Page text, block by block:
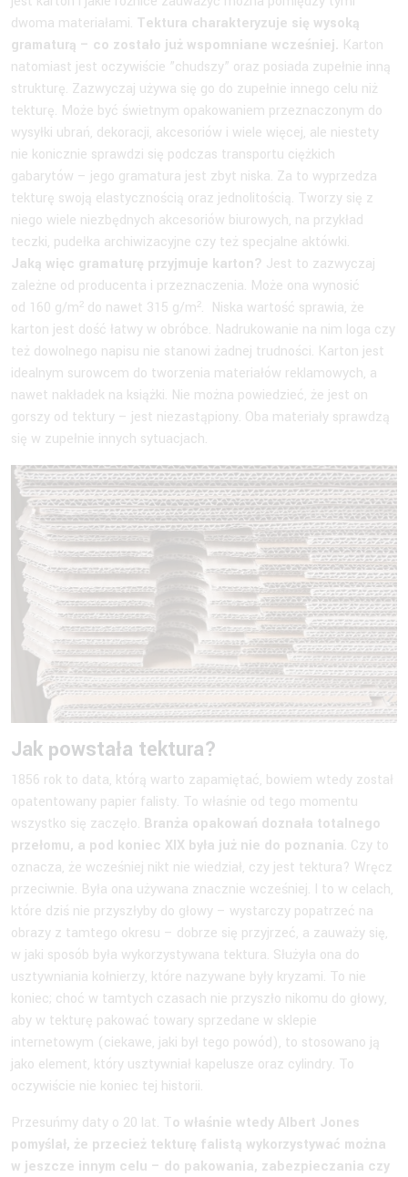
dwoma materiałami. Tektura charakteryzuje się wysoką
gramaturą – co zostało już wspomniane wcześniej. Karton
natomiast jest oczywiście ”chudszy” oraz posiada zupełnie inną
strukturę. Zazwyczaj używa się go do zupełnie innego celu niż
tekturę. Może być świetnym opakowaniem przeznaczonym do
wysyłki ubrań, dekoracji, akcesoriów i wiele więcej, ale niestety
nie konicznie sprawdzi się podczas transportu ciężkich
gabarytów – jego gramatura jest zbyt niska. Za to wyprzedza
tekturę swoją elastycznością oraz jednolitością. Tworzy się z
niego wiele niezbędnych akcesoriów biurowych, na przykład
teczki, pudełka archiwizacyjne czy też specjalne aktówki.
Jaką więc gramaturę przyjmuje karton? Jest to zazwyczaj
zależne od producenta i przeznaczenia. Może ona wynosić
od 160 g/m² do nawet 315 g/m². Niska wartość sprawia, że
karton jest dość łatwy w obróbce. Nadrukowanie na nim loga czy
też dowolnego napisu nie stanowi żadnej trudności. Karton jest
idealnym surowcem do tworzenia materiałów reklamowych, a
nawet nakładek na książki. Nie można powiedzieć, że jest on
gorszy od tektury – jest niezastąpiony. Oba materiały sprawdzą
się w zupełnie innych sytuacjach.
Jak powstała tektura?
1856 rok to data, którą warto zapamiętać, bowiem wtedy został
opatentowany papier falisty. To właśnie od tego momentu
wszystko się zaczęło. Branża opakowań doznała totalnego
przełomu, a pod koniec XIX była już nie do poznania. Czy to
oznacza, że wcześniej nikt nie wiedział, czy jest tektura? Wręcz
przeciwnie. Była ona używana znacznie wcześniej. I to w celach,
które dziś nie przyszłyby do głowy – wystarczy popatrzeć na
obrazy z tamtego okresu – dobrze się przyjrzeć, a zauważy się,
w jaki sposób była wykorzystywana tektura. Służyła ona do
usztywniania kołnierzy, które nazywane były kryzami. To nie
koniec; choć w tamtych czasach nie przyszło nikomu do głowy,
aby w tekturę pakować towary sprzedane w sklepie
internetowym (ciekawe, jaki był tego powód), to stosowano ją
jako element, który usztywniał kapelusze oraz cylindry. To
oczywiście nie koniec tej historii.
Przesuńmy daty o 20 lat. To właśnie wtedy Albert Jones
pomyślał, że przecież tekturę falistą wykorzystywać można
w jeszcze innym celu – do pakowania, zabezpieczania czy